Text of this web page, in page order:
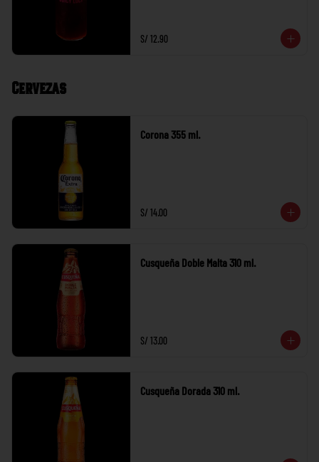
S/ 12.90
Cervezas
Corona 355 ml.
S/ 14.00
Cusqueña Doble Malta 310 ml.
S/ 13.00
Cusqueña Dorada 310 ml.